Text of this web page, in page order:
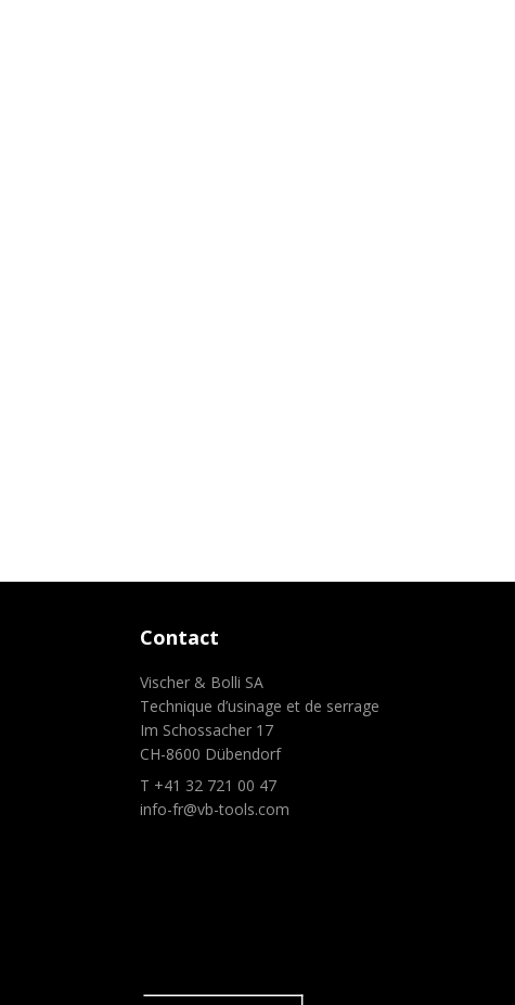
Contact
Vischer & Bolli SA
Technique d’usinage et de serrage
Im Schossacher 17
CH-8600 Dübendorf
T +41 32 721 00 47
info-fr@vb-tools.com